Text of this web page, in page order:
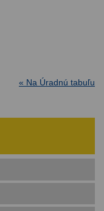
« Na Úradnú tabuľu